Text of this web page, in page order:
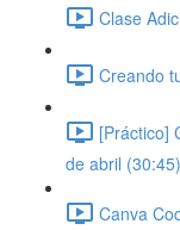
Clase
Creando
[Práctico]
de abril (30:45)
Canva